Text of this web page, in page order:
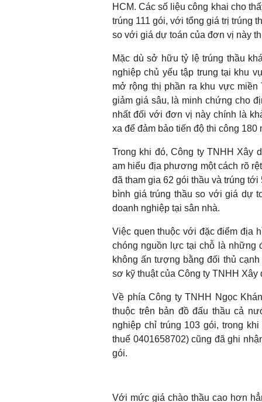
HCM. Các số liệu công khai cho
trúng 111 gói, với tổng giá trị trúng
so với giá dự toán của đơn vị này
Mặc dù sở hữu tỷ lệ trúng thầu
nghiệp chủ yếu tập trung tại khu
mở rộng thị phần ra khu vực
giảm giá sâu, là minh chứng cho
nhất đối với đơn vị này chính là
xa để đảm bảo tiến độ thi công 180
Trong khi đó, Công ty TNHH Xây
am hiểu địa phương một cách rõ
đã tham gia 62 gói thầu và trúng
bình giá trúng thầu so với giá dự
doanh nghiệp tại sân nhà.
Việc quen thuộc với đặc điểm địa
chóng nguồn lực tại chỗ là những
không ấn tượng bằng đối thủ
sơ kỹ thuật của Công ty TNHH
Về phía Công ty TNHH Ngọc
thuộc trên bản đồ đấu thầu cả
nghiệp chỉ trúng 103 gói, trong
thuế 0401658702) cũng đã ghi
gói.
Với mức giá chào thầu cao hơn